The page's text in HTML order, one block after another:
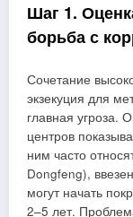
Шаг 1.
борьба с
Сочетание
экзекуция для
главная угроза.
центров
ним часто
Dongfeng),
могут начать
2–5 лет.